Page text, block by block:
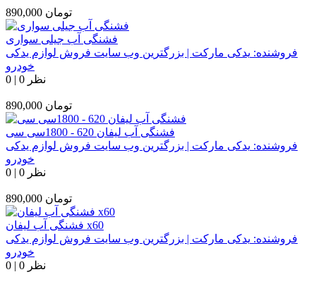
890,000 تومان
فشنگی آب جیلی سواری
فروشنده: یدکی مارکت | بزرگترین وب سایت فروش لوازم یدکی
خودرو
0 | 0 نظر
890,000 تومان
فشنگی آب لیفان 620 - 1800سی سی
فروشنده: یدکی مارکت | بزرگترین وب سایت فروش لوازم یدکی
خودرو
0 | 0 نظر
890,000 تومان
فشنگی آب لیفان x60
فروشنده: یدکی مارکت | بزرگترین وب سایت فروش لوازم یدکی
خودرو
0 | 0 نظر